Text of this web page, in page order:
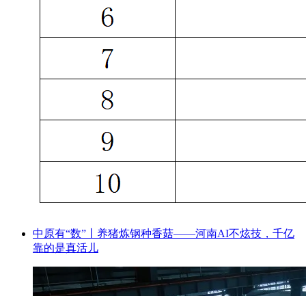
中原有“数”丨养猪炼钢种香菇——河南AI不炫技，千亿
靠的是真活儿